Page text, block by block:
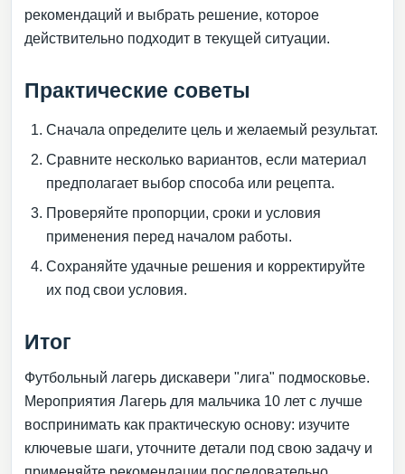
рекомендаций и выбрать решение, которое
действительно подходит в текущей ситуации.
Практические советы
Сначала определите цель и желаемый результат.
Сравните несколько вариантов, если материал
предполагает выбор способа или рецепта.
Проверяйте пропорции, сроки и условия
применения перед началом работы.
Сохраняйте удачные решения и корректируйте
их под свои условия.
Итог
Футбольный лагерь дискавери "лига" подмосковье.
Мероприятия Лагерь для мальчика 10 лет с лучше
воспринимать как практическую основу: изучите
ключевые шаги, уточните детали под свою задачу и